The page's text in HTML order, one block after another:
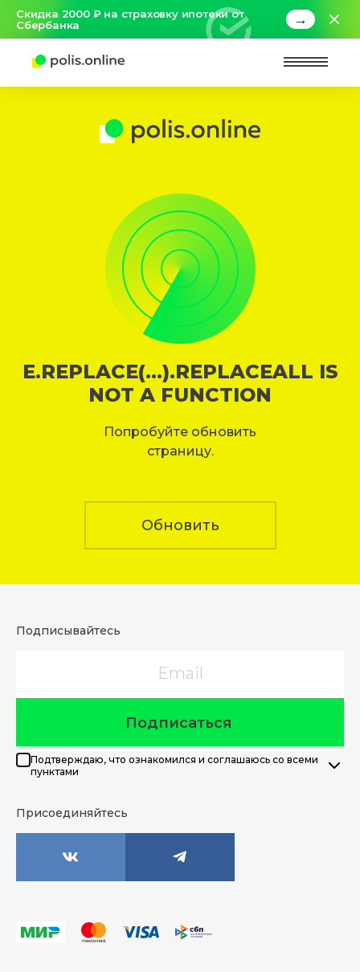
Скидка 2000 ₽ на страховку ипотеки от
Сбербанка
→
E.REPLACE(...).REPLACEALL IS
NOT A FUNCTION
Попробуйте обновить
страницу.
Обновить
Подписывайтесь
Подписаться
Подтверждаю, что ознакомился и соглашаюсь со всеми
пунктами
Присоединяйтесь